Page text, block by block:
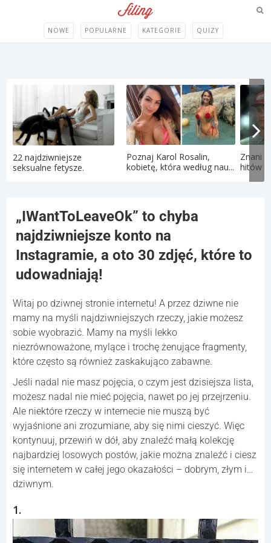
NOWE POPULARNE KATEGORIE QUIZY
22 najdziwniejsze
seksualne fetysze.
Poznaj Karol Rosalin,
kobietę, która według nau...
Znani
hitów
„IWantToLeaveOk” to chyba
najdziwniejsze konto na
Instagramie, a oto 30 zdjęć, które to
udowadniają!
Witaj po dziwnej stronie internetu! A przez dziwne nie
mamy na myśli najdziwniejszych rzeczy, jakie możesz
sobie wyobrazić. Mamy na myśli lekko
niezrównoważone, mylące i trochę żenujące fragmenty,
które często są również zaskakująco zabawne.
Jeśli nadal nie masz pojęcia, o czym jest dzisiejsza lista,
możesz nadal nie mieć pojęcia, nawet po jej przejrzeniu.
Ale niektóre rzeczy w internecie nie muszą być
wyjaśnione ani zrozumiane, aby się nimi cieszyć. Więc
kontynuuj, przewiń w dół, aby znaleźć małą kolekcję
najbardziej losowych postów, jakie można znaleźć i ciesz
się internetem w całej jego okazałości – dobrym, złym i…
dziwnym.
1.